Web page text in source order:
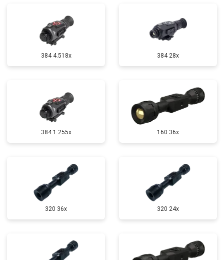
384 4.518x 384 28x
384 1.255х 160 36x
320 36x 320 24x